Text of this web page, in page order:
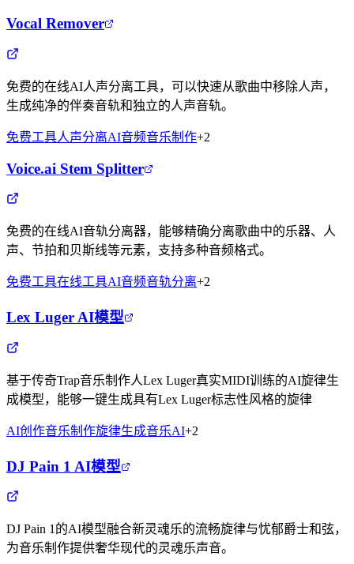
Vocal Remover
免费的在线AI人声分离工具，可以快速从歌曲中移除人声，
生成纯净的伴奏音轨和独立的人声音轨。
免费工具人声分离AI音频音乐制作+2
Voice.ai Stem Splitter
免费的在线AI音轨分离器，能够精确分离歌曲中的乐器、人
声、节拍和贝斯线等元素，支持多种音频格式。
免费工具在线工具AI音频音轨分离+2
Lex Luger AI模型
基于传奇Trap音乐制作人Lex Luger真实MIDI训练的AI旋律生
成模型，能够一键生成具有Lex Luger标志性风格的旋律
AI创作音乐制作旋律生成音乐AI+2
DJ Pain 1 AI模型
DJ Pain 1的AI模型融合新灵魂乐的流畅旋律与忧郁爵士和弦，
为音乐制作提供奢华现代的灵魂乐声音。